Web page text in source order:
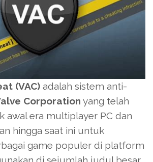
(VAC) adalah sistem anti-
Corporation yang telah
awal era multiplayer PC dan
hingga saat ini untuk
game populer di platform